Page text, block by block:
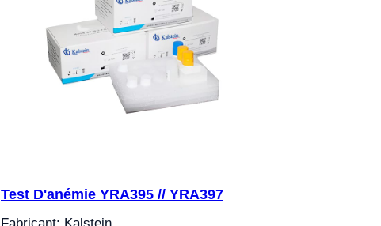
Test D'anémie YRA395 // YRA397